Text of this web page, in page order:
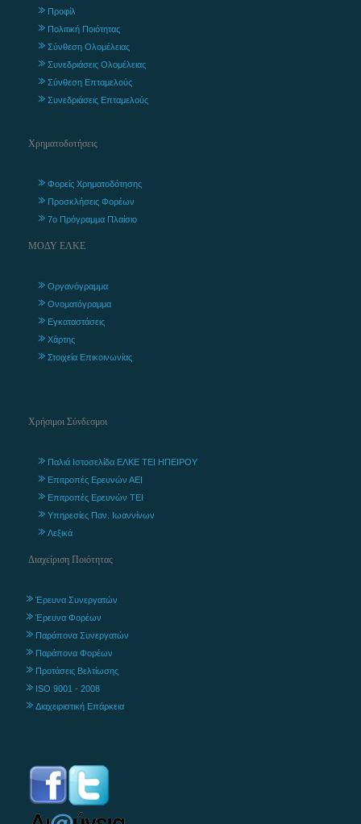
Προφίλ
Πολιτική Ποιότητας
Σύνθεση Ολομέλειας
Συνεδριάσεις Ολομέλειας
Σύνθεση Επταμελούς
Συνεδριάσεις Επταμελούς
Χρηματοδοτήσεις
Φορείς Χρηματοδότησης
Προσκλήσεις Φορέων
7ο Πρόγραμμα Πλαίσιο
ΜΟΔΥ ΕΛΚΕ
Οργανόγραμμα
Ονοματόγραμμα
Εγκαταστάσεις
Χάρτης
Στοιχεία Επικοινωνίας
Χρήσιμοι Σύνδεσμοι
Παλιά Ιστοσελίδα ΕΛΚΕ ΤΕΙ ΗΠΕΙΡΟΥ
Επιτροπές Ερευνών ΑΕΙ
Επιτροπές Ερευνών ΤΕΙ
Υπηρεσίες Παν. Ιωαννίνων
Λεξικά
Διαχείριση Ποιότητας
Έρευνα Συνεργατών
Έρευνα Φορέων
Παράπονα Συνεργατών
Παράπονα Φορέων
Προτάσεις Βελτίωσης
ISO 9001 - 2008
Διαχειριστική Επάρκεια